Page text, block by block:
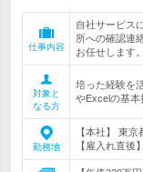
仕事内容
自社サービス
所への確認連
お任せします。
対象と
なる方
培った経験を
やExcelの基
勤務地
【本社】 東
【雇入れ直後